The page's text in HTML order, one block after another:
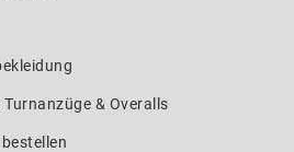
& Overalls